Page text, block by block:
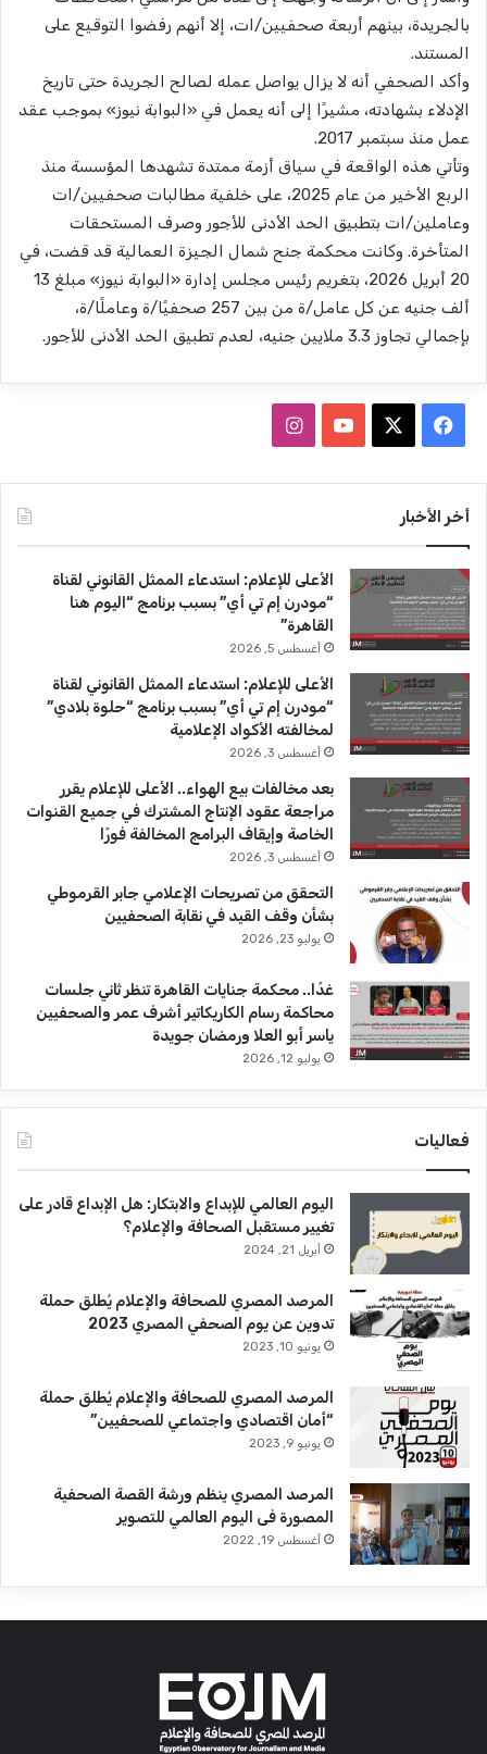
بالجريدة، بينهم أربعة صحفيين/ات، إلا أنهم رفضوا التوقيع على
المستند.
وأكد الصحفي أنه لا يزال يواصل عمله لصالح الجريدة حتى تاريخ
الإدلاء بشهادته، مشيرًا إلى أنه يعمل في «البوابة نيوز» بموجب عقد
عمل منذ سبتمبر 2017.
وتأتي هذه الواقعة في سياق أزمة ممتدة تشهدها المؤسسة منذ
الربع الأخير من عام 2025، على خلفية مطالبات صحفيين/ات
وعاملين/ات بتطبيق الحد الأدنى للأجور وصرف المستحقات
المتأخرة. وكانت محكمة جنح شمال الجيزة العمالية قد قضت، في
20 أبريل 2026، بتغريم رئيس مجلس إدارة «البوابة نيوز» مبلغ 13
ألف جنيه عن كل عامل/ة من بين 257 صحفيًا/ة وعاملًا/ة،
بإجمالي تجاوز 3.3 ملايين جنيه، لعدم تطبيق الحد الأدنى للأجور.
س
و
ك
T
u
b
e
ق
ا
م
أخر الأخبار
الأعلى للإعلام: استدعاء الممثل القانوني لقناة
“مودرن إم تي أي” بسبب برنامج “اليوم هنا
القاهرة”
أغسطس 5, 2026
الأعلى للإعلام: استدعاء الممثل القانوني لقناة
“مودرن إم تي أي” بسبب برنامج “حلوة بلادي”
لمخالفته الأكواد الإعلامية
أغسطس 3, 2026
بعد مخالفات بيع الهواء.. الأعلى للإعلام يقرر
مراجعة عقود الإنتاج المشترك في جميع القنوات
الخاصة وإيقاف البرامج المخالفة فورًا
أغسطس 3, 2026
التحقق من تصريحات الإعلامي جابر القرموطي
بشأن وقف القيد في نقابة الصحفيين
يوليو 23, 2026
غدًا.. محكمة جنايات القاهرة تنظر ثاني جلسات
محاكمة رسام الكاريكاتير أشرف عمر والصحفيين
ياسر أبو العلا ورمضان جويدة
يوليو 12, 2026
فعاليات
اليوم العالمي للإبداع والابتكار: هل الإبداع قادر على
تغيير مستقبل الصحافة والإعلام؟
أبريل 21, 2024
المرصد المصري للصحافة والإعلام يُطلق حملة
تدوين عن يوم الصحفي المصري 2023
يونيو 10, 2023
المرصد المصري للصحافة والإعلام يُطلق حملة
“أمان اقتصادي واجتماعي للصحفيين”
يونيو 9, 2023
المرصد المصري ينظم ورشة القصة الصحفية
المصورة فى اليوم العالمي للتصوير
أغسطس 19, 2022